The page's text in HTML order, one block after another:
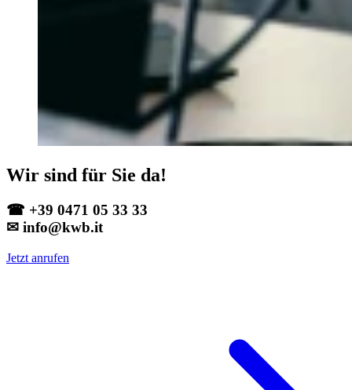
Wir sind für Sie da!
☎ +39 0471 05 33 33
✉ info@kwb.it
Jetzt anrufen